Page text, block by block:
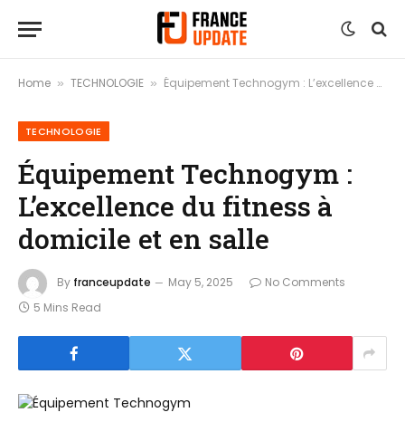
Home » TECHNOLOGIE » Équipement Technogym : L’excellence du fitness à domicile et en salle
TECHNOLOGIE
Équipement Technogym :
L’excellence du fitness à
domicile et en salle
By franceupdate May 5, 2025
No Comments
5 Mins Read